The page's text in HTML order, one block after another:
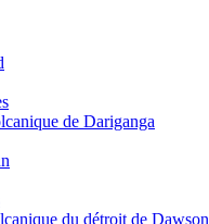
de Dariganga
du détroit de Dawson